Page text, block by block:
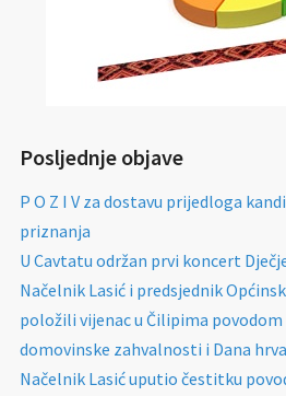
Posljednje objave
P O Z I V za dostavu prijedloga
priznanja
U Cavtatu održan prvi koncert
Načelnik Lasić i predsjednik
položili vijenac u Čilipima povodom
domovinske zahvalnosti i Dana
Načelnik Lasić uputio čestitku